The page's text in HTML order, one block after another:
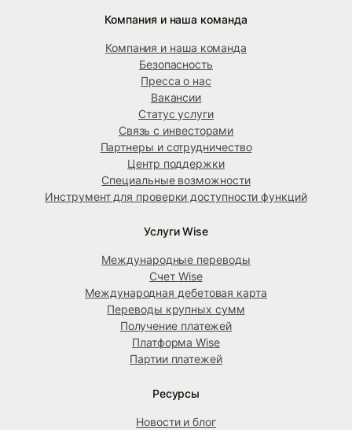
Компания и наша команда
Компания и наша команда
Безопасность
Пресса о нас
Вакансии
Статус услуги
Связь с инвесторами
Партнеры и сотрудничество
Центр поддержки
Специальные возможности
Инструмент для проверки доступности функций
Услуги Wise
Международные переводы
Счет Wise
Международная дебетовая карта
Переводы крупных сумм
Получение платежей
Платформа Wise
Партии платежей
Ресурсы
Новости и блог